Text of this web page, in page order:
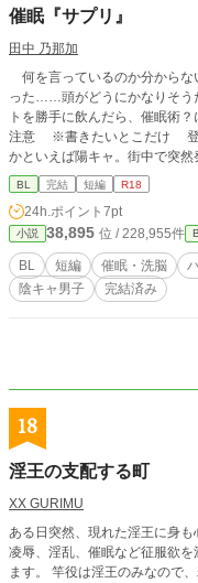
催眠『サプリ』
田中 乃那加
何を言っているのか分からな
った……頭がどうにかなりそうだ。 姉がダイエットにと飲んでたサ
トを勝手に飲んだら、催眠術？にかかっていた
注意 ※書きたいとこだけ 登場人物 受→立花 涼介。学生、恋人有り、どちら
かといえば陽キャ。街中で突
ションに連れ込まれる。 攻→茂木 太郎。学生、クラスメイト。確実に陰キャ
側。柔和な顔に身長は高め。ヒ
い。 とあるアプリとサプリメ
うとするとんでもない野郎。
BL 完結 短編 R18
24h.ポイント 7pt
小説 38,895 位 / 228,955件
BL 短編 催眠・洗脳
陰キャ男子
完結済み
18
淫王の支配する町
XX GURIMU
ある日突然、現れた淫王に身も
凌辱、淫乱、催眠など征服欲
ます。 竿役は淫王のみなので